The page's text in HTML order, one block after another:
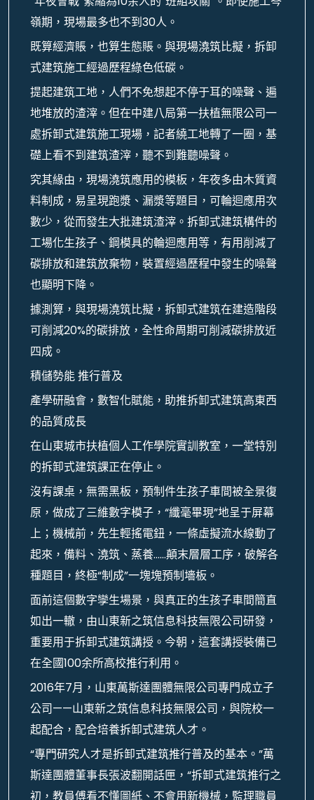
嶺期，現場最多也不到30人。
既算經濟賬，也算生態賬。與現場澆筑比擬，拆卸
式建筑施工經過歷程綠色低碳。
提起建筑工地，人們不免想起不停于耳的噪聲、遍
地堆放的渣滓。但在中建八局第一扶植無限公司一
處拆卸式建筑施工現場，記者繞工地轉了一圈，基
礎上看不到建筑渣滓，聽不到難聽噪聲。
究其緣由，現場澆筑應用的模板，年夜多由木質資
料制成，易呈現跑漿、漏漿等題目，可輪迴應用次
數少，從而發生大批建筑渣滓。拆卸式建筑構件的
工場化生孩子、鋼模具的輪迴應用等，有用削減了
碳排放和建筑放棄物，裝置經過歷程中發生的噪聲
也顯明下降。
據測算，與現場澆筑比擬，拆卸式建筑在建造階段
可削減20%的碳排放，全性命周期可削減碳排放近
四成。
積儲勢能 推行普及
產學研融會，數智化賦能，助推拆卸式建筑高東西
的品質成長
在山東城市扶植個人工作學院實訓教室，一堂特別
的拆卸式建筑課正在停止。
沒有課桌，無需黑板，預制件生孩子車間被全景復
原，做成了三維數字模子，“纖毫畢現”地呈于屏幕
上；機械前，先生輕搖電鈕，一條虛擬流水線動了
起來，備料、澆筑、蒸養……顛末層層工序，破解各
種題目，終極“制成”一塊塊預制墻板。
面前這個數字孿生場景，與真正的生孩子車間簡直
如出一轍，由山東新之筑信息科技無限公司研發，
重要用于拆卸式建筑講授。今朝，這套講授裝備已
在全國100余所高校推行利用。
2016年7月，山東萬斯達團體無限公司專門成立子
公司——山東新之筑信息科技無限公司，與院校一
起配合，配合培養拆卸式建筑人才。
“專門研究人才是拆卸式建筑推行普及的基本。”萬
斯達團體董事長張波翻開話匣，“拆卸式建筑推行之
初，教員傅看不懂圖紙、不會用新機械，監理職員